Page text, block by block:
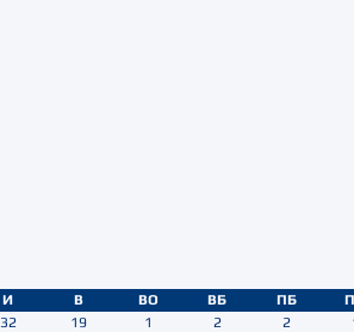
И В ВО ВБ ПБ
32 19 1 2 2